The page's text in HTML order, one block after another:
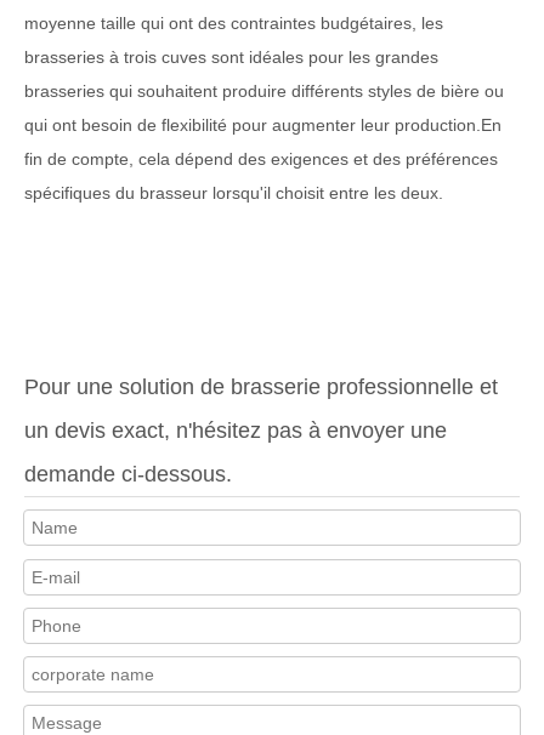
moyenne taille qui ont des contraintes budgétaires, les
brasseries à trois cuves sont idéales pour les grandes
brasseries qui souhaitent produire différents styles de bière ou
qui ont besoin de flexibilité pour augmenter leur production.En
fin de compte, cela dépend des exigences et des préférences
spécifiques du brasseur lorsqu'il choisit entre les deux.
Pour une solution de brasserie professionnelle et
un devis exact, n'hésitez pas à envoyer une
demande ci-dessous.